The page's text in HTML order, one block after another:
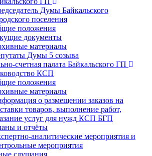
Думы Байкальского
поселения
положения
документы
материалы
Думы 5 созыва
счетная палата Байкальского ГП
КСП
положения
материалы
о размещении заказов на
товаров, выполнение работ,
услуг для нужд КСП БГП
и отчёты
аналитические мероприятия и
мероприятия
слушания